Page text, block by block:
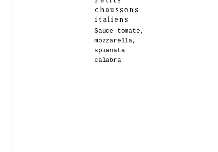
chaussons
italiens
Sauce tomate,
mozzarella,
spianata
calabra